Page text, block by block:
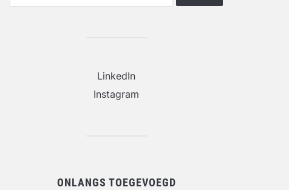
LinkedIn
Instagram
ONLANGS TOEGEVOEGD